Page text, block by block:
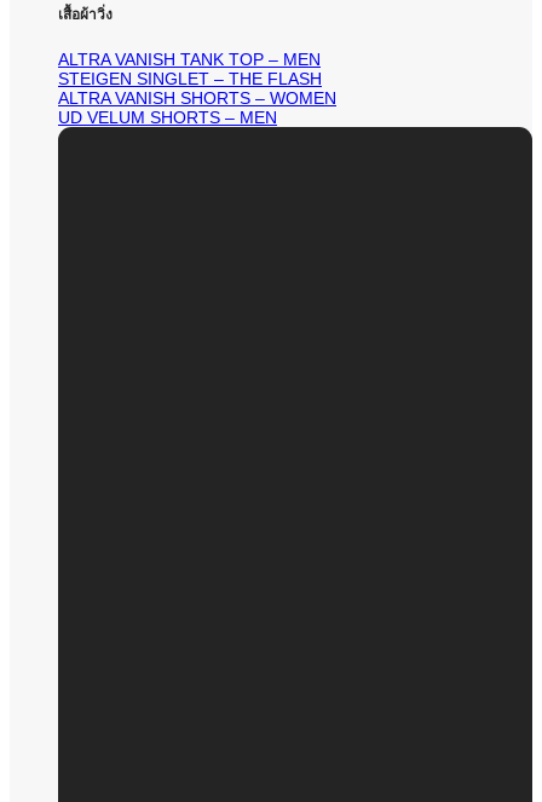
เสื้อผ้าวิ่ง
ALTRA VANISH TANK TOP – MEN
STEIGEN SINGLET – THE FLASH
ALTRA VANISH SHORTS – WOMEN
UD VELUM SHORTS – MEN